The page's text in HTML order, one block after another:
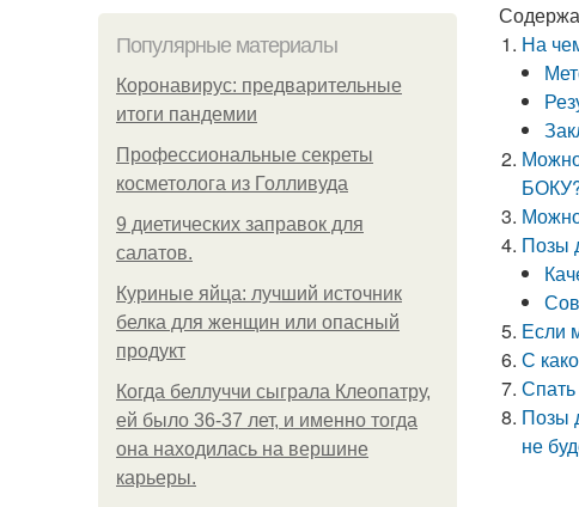
Популярные материалы
Коронавирус: предварительные
итоги пандемии
Профессиональные секреты
косметолога из Голливуда
9 диетических заправок для
салатов.
Куриные яйца: лучший источник
белка для женщин или опасный
продукт
Когда беллуччи сыграла Клеопатру,
ей было 36-37 лет, и именно тогда
она находилась на вершине
карьеры.
На
Позы
Если
С
Позы
не